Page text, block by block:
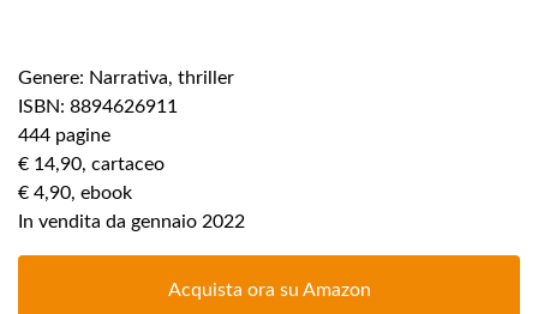
Genere: Narrativa, thriller
ISBN: 8894626911
444 pagine
€ 14,90, cartaceo
€ 4,90, ebook
In vendita da gennaio 2022
Acquista ora su Amazon